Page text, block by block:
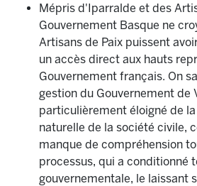
Mépris d'Iparralde et des
Gouvernement Basque ne
Artisans de Paix puissent
un accès direct aux hauts
Gouvernement français. On
gestion du Gouvernement de
particulièrement éloigné de
naturelle de la société civile,
manque de compréhension
processus, qui a conditionné
gouvernementale, le laissant